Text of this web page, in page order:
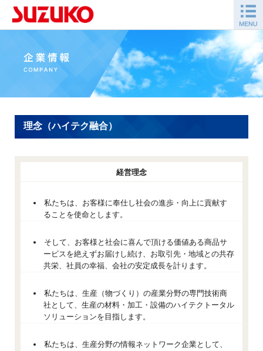
理念（ハイテク融合）
経営理念
私たちは、お客様に奉仕し社会の進歩・向上に貢献す
ることを使命とします。
そして、お客様と社会に喜んで頂ける価値ある商品サ
ービスを絶えずお届けし続け、お取引先・地域との共存
共栄、社員の幸福、会社の安定成長を計ります。
私たちは、生産（物づくり）の産業分野の専門技術商
社として、生産の材料・加工・設備のハイテクトータル
ソリューションを目指します。
私たちは、生産分野の情報ネットワーク企業として、